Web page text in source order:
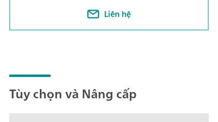
Liên hệ
Tùy chọn và Nâng cấp